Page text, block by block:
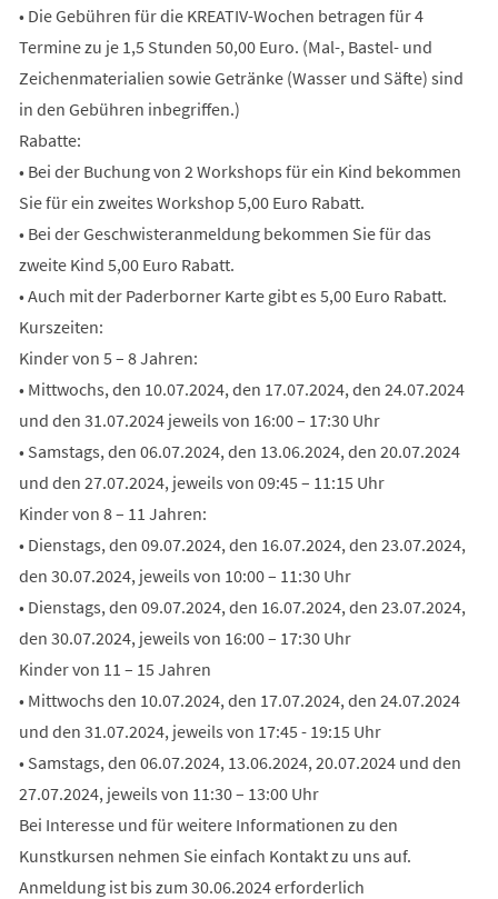
• Die Gebühren für die KREATIV-Wochen betragen für 4
Termine zu je 1,5 Stunden 50,00 Euro. (Mal-, Bastel- und
Zeichenmaterialien sowie Getränke (Wasser und Säfte) sind
in den Gebühren inbegriffen.)
Rabatte:
• Bei der Buchung von 2 Workshops für ein Kind bekommen
Sie für ein zweites Workshop 5,00 Euro Rabatt.
• Bei der Geschwisteranmeldung bekommen Sie für das
zweite Kind 5,00 Euro Rabatt.
• Auch mit der Paderborner Karte gibt es 5,00 Euro Rabatt.
Kurszeiten:
Kinder von 5 – 8 Jahren:
• Mittwochs, den 10.07.2024, den 17.07.2024, den 24.07.2024
und den 31.07.2024 jeweils von 16:00 – 17:30 Uhr
• Samstags, den 06.07.2024, den 13.06.2024, den 20.07.2024
und den 27.07.2024, jeweils von 09:45 – 11:15 Uhr
Kinder von 8 – 11 Jahren:
• Dienstags, den 09.07.2024, den 16.07.2024, den 23.07.2024,
den 30.07.2024, jeweils von 10:00 – 11:30 Uhr
• Dienstags, den 09.07.2024, den 16.07.2024, den 23.07.2024,
den 30.07.2024, jeweils von 16:00 – 17:30 Uhr
Kinder von 11 – 15 Jahren
• Mittwochs den 10.07.2024, den 17.07.2024, den 24.07.2024
und den 31.07.2024, jeweils von 17:45 - 19:15 Uhr
• Samstags, den 06.07.2024, 13.06.2024, 20.07.2024 und den
27.07.2024, jeweils von 11:30 – 13:00 Uhr
Bei Interesse und für weitere Informationen zu den
Kunstkursen nehmen Sie einfach Kontakt zu uns auf.
Anmeldung ist bis zum 30.06.2024 erforderlich